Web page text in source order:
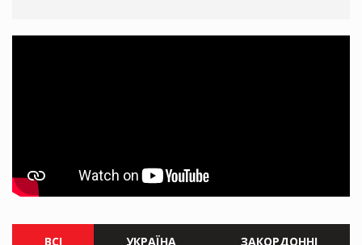
ВСІ УКРАЇНА ЗАКОРДОННІ